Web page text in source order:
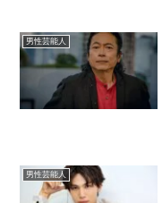
男性芸能人
男性芸能人